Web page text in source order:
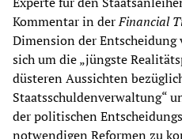
Kommentar in derFinancial
Dimension der
sich um die „jüngste
düsteren Aussichten
Staatsschuldenverwaltung“
der politischen
notwendigen Reformen zu